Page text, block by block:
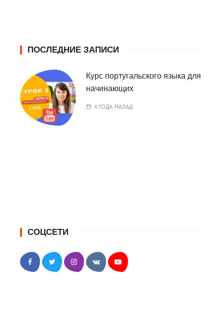
ПОСЛЕДНИЕ ЗАПИСИ
Курс португальского языка для
начинающих
4 ГОДА НАЗАД
СОЦСЕТИ